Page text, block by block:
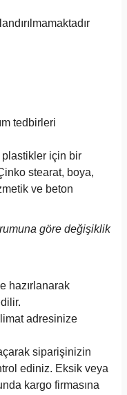
tedbirleri
için bir
stearat, boya,
ve beton
göre değişiklik
hazırlanarak
adresinize
siparişinizin
ediniz. Eksik veya
kargo firmasına